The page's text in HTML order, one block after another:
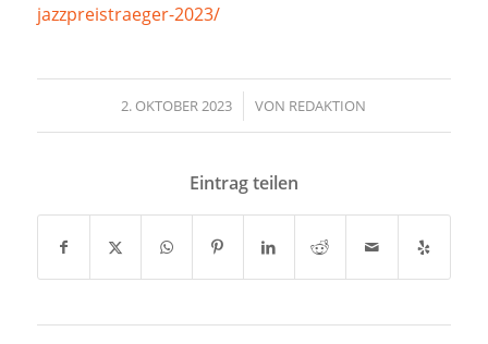
jazzpreistraeger-2023/
2. OKTOBER 2023
/ VON REDAKTION
Eintrag teilen